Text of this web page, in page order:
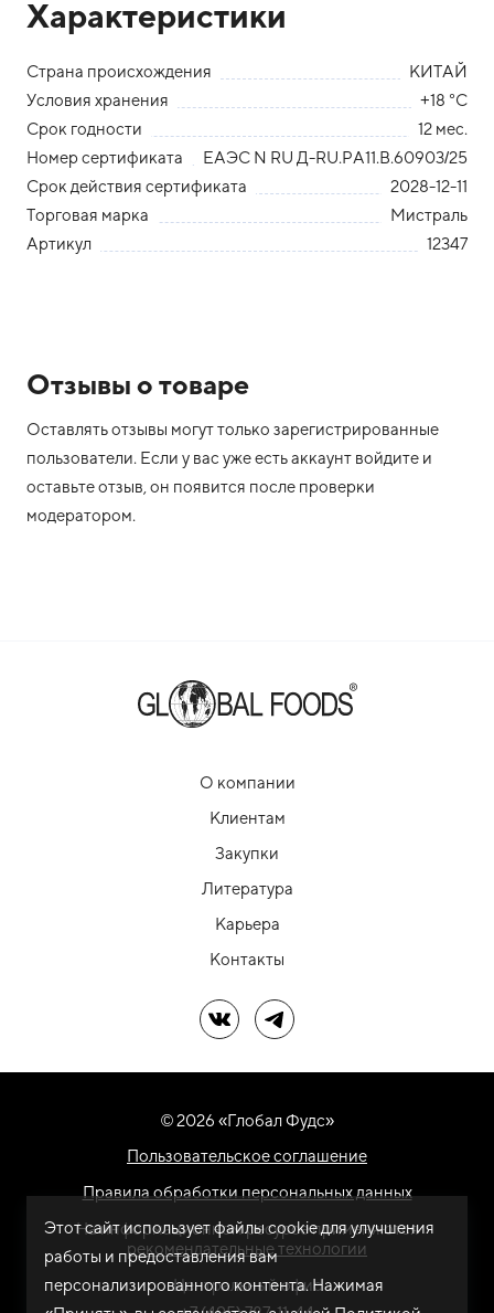
Характеристики
Страна происхождения
КИТАЙ
Условия хранения
+18 °С
Срок годности
12 мес.
Номер сертификата
ЕАЭС N RU Д-RU.РА11.В.60903/25
Срок действия сертификата
2028-12-11
Торговая марка
Мистраль
Артикул
12347
Отзывы о товаре
Оставлять отзывы могут только зарегистрированные
пользователи. Если у вас уже есть аккаунт войдите и
оставьте отзыв, он появится после проверки
модератором.
О компании
Клиентам
Закупки
Литература
Карьера
Контакты
Мы в ВКМы в Telegram
© 2026 «Глобал Фудс»
Пользовательское соглашение
Правила обработки персональных данных
На информационном ресурсе применяются
рекомендательные технологии
Центральный офис
Этот сайт использует файлы cookie для улучшения
работы и предоставления вам
персонализированного контента. Нажимая